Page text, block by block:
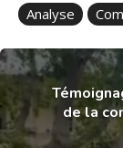
Antiraciste
depuis
Analyse
de la